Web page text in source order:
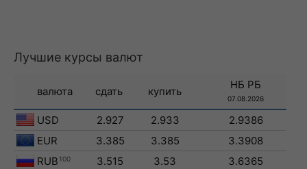
Лучшие курсы валют
валюта сдать купить
НБ РБ
07.08.2026
USD 2.927 2.933
2.9386
EUR
3.385 3.385
3.3908
RUB 100 3.515 3.53
3.6365